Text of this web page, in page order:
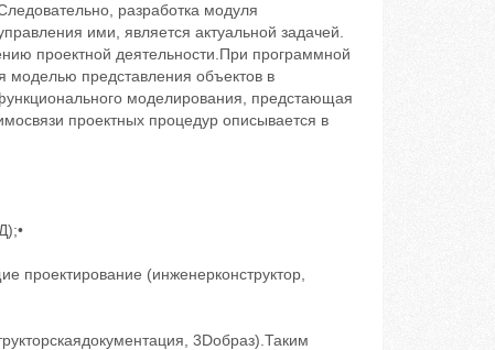
разработка модуля
ими, является актуальной задачей.
проектной деятельности.При программной
моделью представления объектов в
моделирования, предстающая
проектных процедур описывается в
проектирование (инженерконструктор,
3Dобраз).Таким